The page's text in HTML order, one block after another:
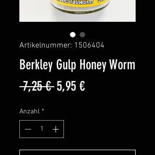
Artikelnummer: 1506404
Berkley Gulp Honey Worm
7,25 € Standardpreis
5,95 €Sale-
Anzahl *